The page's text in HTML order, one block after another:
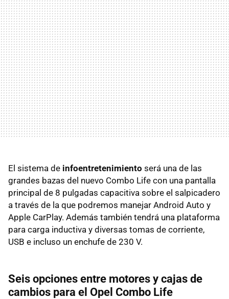
El sistema de infoentretenimiento será una de las
grandes bazas del nuevo Combo Life con una pantalla
principal de 8 pulgadas capacitiva sobre el salpicadero
a través de la que podremos manejar Android Auto y
Apple CarPlay. Además también tendrá una plataforma
para carga inductiva y diversas tomas de corriente,
USB e incluso un enchufe de 230 V.
Seis opciones entre motores y cajas de
cambios para el Opel Combo Life